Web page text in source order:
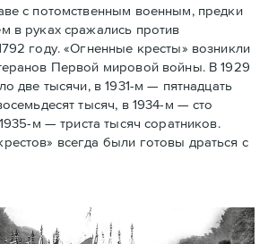
с потомственным военным, предки
в руках сражались против
году. «Огненные кресты» возникли
Первой мировой войны. В 1929
две тысячи, в 1931-м — пятнадцать
тысяч, в 1934-м — сто
м — триста тысяч соратников.
всегда были готовы драться с